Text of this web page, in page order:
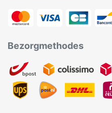
Bezorgmethodes